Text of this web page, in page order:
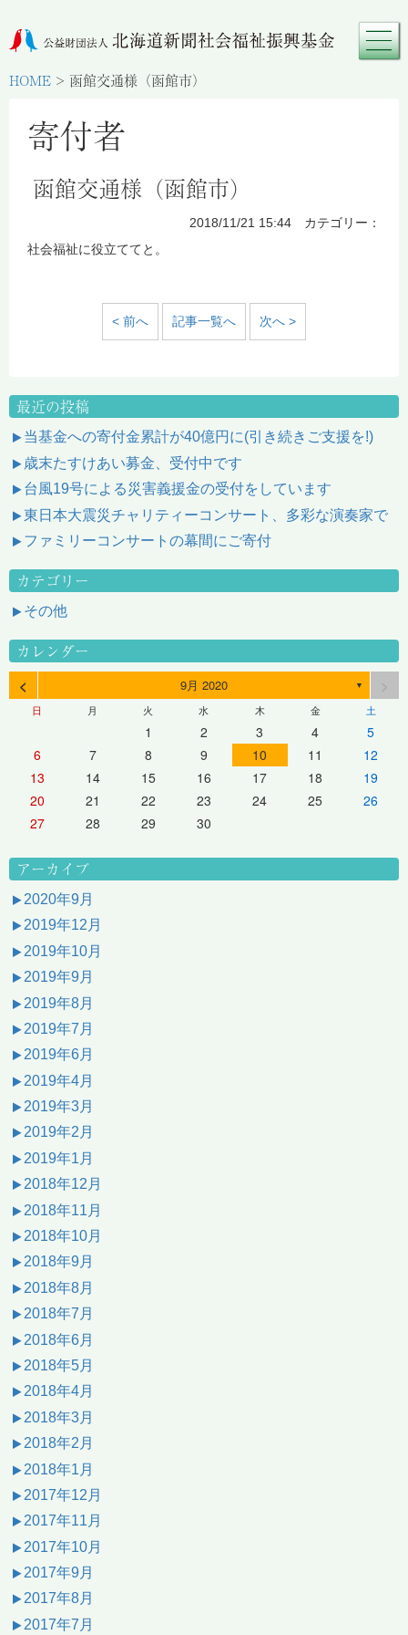
HOME > 函館交通様（函館市）
寄付者
函館交通様（函館市）
2018/11/21 15:44 カテゴリー：
社会福祉に役立ててと。
< 前へ 記事一覧へ 次へ >
最近の投稿
当基金への寄付金累計が40億円に(引き続きご支援を!)
歳末たすけあい募金、受付中です
台風19号による災害義援金の受付をしています
東日本大震災チャリティーコンサート、多彩な演奏家で
ファミリーコンサートの幕間にご寄付
カテゴリー
その他
カレンダー
< 9月 2020 ▼
日 月 火 水 木 金 土
1 2 3 4
5
6
7 8 9 10 11
12
13
14 15 16 17 18
19
20
21 22 23 24 25
26
27
28 29 30
アーカイブ
2020年9月
2019年12月
2019年10月
2019年9月
2019年8月
2019年7月
2019年6月
2019年4月
2019年3月
2019年2月
2019年1月
2018年12月
2018年11月
2018年10月
2018年9月
2018年8月
2018年7月
2018年6月
2018年5月
2018年4月
2018年3月
2018年2月
2018年1月
2017年12月
2017年11月
2017年10月
2017年9月
2017年8月
2017年7月